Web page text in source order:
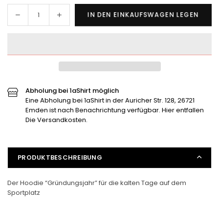
Menge
für
verringern
Menge
für
erhöhen
IN DEN EINKAUFSWAGEN LEGEN
Abholung bei 1aShirt möglich
Eine Abholung bei 1aShirt in der Auricher Str. 128, 26721
Emden ist nach Benachrichtung verfügbar. Hier entfallen
Die Versandkosten.
PRODUKTBESCHREIBUNG
Der Hoodie “Gründungsjahr” für die kalten Tage auf dem
Sportplatz